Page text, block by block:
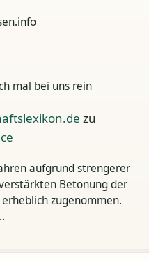
mal bei uns rein
zu
aufgrund strengerer
Betonung der
zugenommen.